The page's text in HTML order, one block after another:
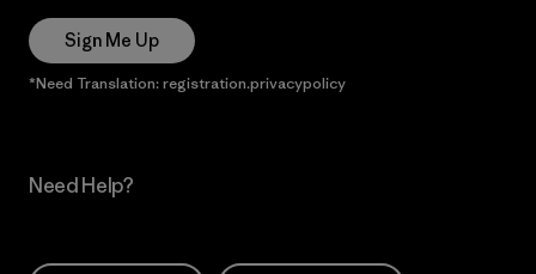
Sign Me Up
*Need Translation: registration.privacypolicy
Need Help?